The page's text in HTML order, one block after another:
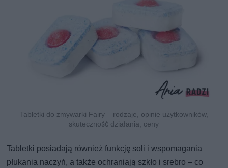
Tabletki do zmywarki Fairy – rodzaje, opinie użytkowników,
skuteczność działania, ceny
Tabletki posiadają również funkcję soli i wspomagania
płukania naczyń, a także ochraniają szkło i srebro – co